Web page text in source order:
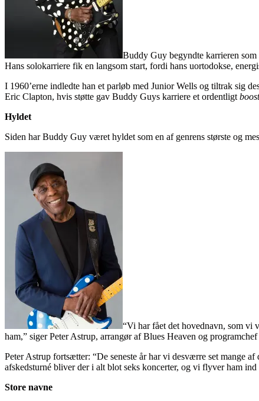
Buddy Guy begyndte karrieren
Hans solokarriere fik en langsom start, fordi hans uortodokse,
I 1960’erne indledte han et parløb med Junior Wells og tiltrak sig
Eric Clapton, hvis støtte gav Buddy Guys karriere et ordentligt boost
Hyldet
Siden har Buddy Guy været hyldet som en af genrens største og
“Vi har fået det hovednavn, som vi
ham,” siger Peter Astrup, arrangør af Blues Heaven og programchef
Peter Astrup fortsætter: “De seneste år har vi desværre set mange
afskedsturné bliver der i alt blot seks koncerter, og vi flyver ham
Store navne